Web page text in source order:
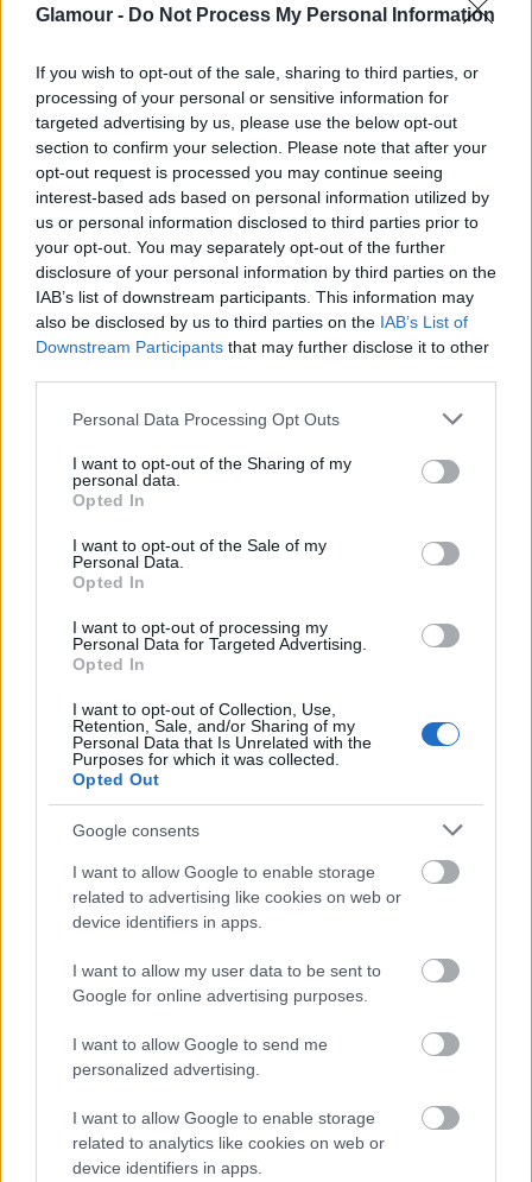
Glamour - Do Not Process My Personal Information
If you wish to opt-out of the sale, sharing to third parties, or
processing of your personal or sensitive information for
targeted advertising by us, please use the below opt-out
section to confirm your selection. Please note that after your
opt-out request is processed you may continue seeing
interest-based ads based on personal information utilized by
us or personal information disclosed to third parties prior to
your opt-out. You may separately opt-out of the further
disclosure of your personal information by third parties on the
IAB’s list of downstream participants. This information may
also be disclosed by us to third parties on the IAB’s List of
Downstream Participants that may further disclose it to other
Please note that this website/app uses one or more Google
not limited to your visit or usage behaviour. You may click to
grant or deny consent to Google and its third-party tags to
use your data for below specified purposes in below Google
consent section.
Personal Data Processing Opt Outs
I want to opt-out of the Sharing of my
personal data.
Opted In
I want to opt-out of the Sale of my
Personal Data.
Opted In
I want to opt-out of processing my
Personal Data for Targeted Advertising.
Opted In
I want to opt-out of Collection, Use,
Retention, Sale, and/or Sharing of my
Personal Data that Is Unrelated with the
Purposes for which it was collected.
Opted Out
Google consents
I want to allow Google to enable storage
related to advertising like cookies on web or
device identifiers in apps.
I want to allow my user data to be sent to
Google for online advertising purposes.
I want to allow Google to send me
personalized advertising.
I want to allow Google to enable storage
related to analytics like cookies on web or
device identifiers in apps.
16:01
Ismerd meg a roma művészet és aktivizmus
15:01
Megmutatta izmos testét Jennifer Aniston:
elképesztő formában van az 56 éves
színésznő
14:01
Dylan Sprouse úgy rajong feleségéért,
ahogyan arra minden nő vágyik: így reagált,
amikor meglátta Palvin Barbarát a kifutón
13:32
Demi Moore és az ikonikus Michelle Obama
is állt már fényképezőgépe előtt
13:01
10 retinába égő fotó, ahogy Palvin Barbara
felperzseli a 2025-ös Victoria's Secret kifutóját
meztelenruhában nyitotta meg a Victoria's
Secret Show-t
Victoria's Secret kifutóján: te megmondanád a
fotói alapján?
10:32
Illat, ami rólad mesél – így válaszd ki az
aromát, ami a személyiségedet tükrözi
10:01
Kiderült, mi okozta Diane Keaton halálát:
családja jelentette be a megdöbbentő hírt
09:31
hűtlenség, hanem a külön kassza teszi tönkre
a legtöbb kapcsolatot? Szakértővel